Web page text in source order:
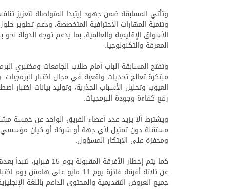
وتأتي المسابقة ضمن جهود إيتيدا المتواصلة لتعزيز
وتنمية المهارات الاحترافية المتخصصة، ودعم تطوير
الأسواق الإقليمية والعالمية، بما يدعم توجه الدولة
المعرفة والتكنولوجيا.
وتفتح المسابقة الباب أمام طلاب الجامعات ومختبري
مبتكرة تعالج تحديات واقعية في مجال اختبار
العيوب وتحليل الأسباب الجذرية، وتوليد بيانات
رفع كفاءة وجودة البرمجيات.
ويشترط ألا يزيد عدد أعضاء الفريق الواحد عن
مستقلة دون تمثيل لأي جهة أو شركة أو كيان مؤسسي. كما
ومحفزة على الابتكار المسؤول.
عن ثلاثة أفرقة فائزة يوم 11
جميع العروض التقديمية والمحتوى الداعم باللغة